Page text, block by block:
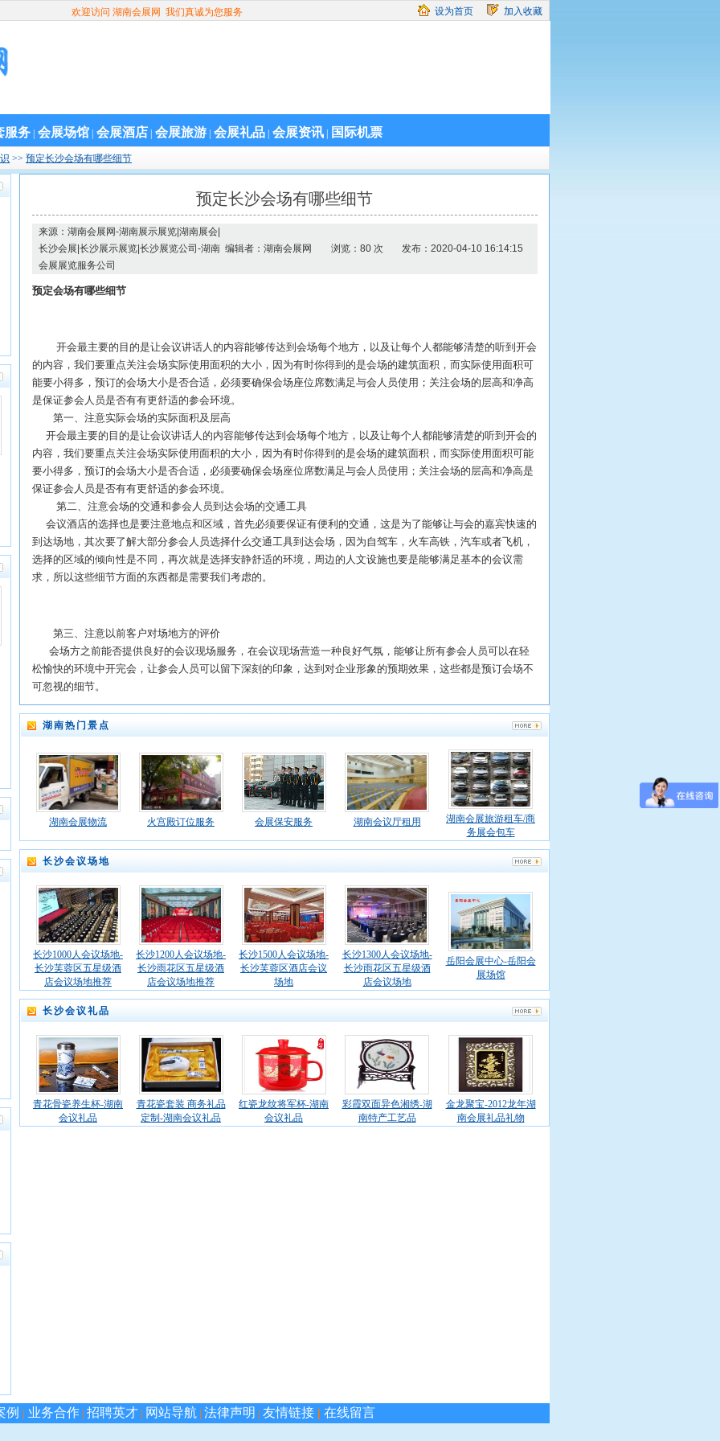
欢迎访问 湖南会展网 我们真诚为您服务 设为首页 加入收藏
服务 会展场馆 会展酒店 会展旅游 会展礼品 会展资讯 国际机票
>> 预定长沙会场有哪些细节
预定长沙会场有哪些细节
来源：湖南会展网-湖南展示展览|湖南展会|
长沙会展|长沙展示展览|长沙展览公司-湖南
会展展览服务公司
编辑者：湖南会展网 浏览：80 次 发布：2020-04-10 16:14:15
预定会场有哪些细节
开会最主要的目的是让会议讲话人的内容能够传达到会场每个地方，以及让每个人都能够清楚的听到开会
的内容，我们要重点关注会场实际使用面积的大小，因为有时你得到的是会场的建筑面积，而实际使用面积可
能要小得多，预订的会场大小是否合适，必须要确保会场座位席数满足与会人员使用；关注会场的层高和净高
是保证参会人员是否有有更舒适的参会环境。
第一、注意实际会场的实际面积及层高
开会最主要的目的是让会议讲话人的内容能够传达到会场每个地方，以及让每个人都能够清楚的听到开会的
内容，我们要重点关注会场实际使用面积的大小，因为有时你得到的是会场的建筑面积，而实际使用面积可能
要小得多，预订的会场大小是否合适，必须要确保会场座位席数满足与会人员使用；关注会场的层高和净高是
保证参会人员是否有有更舒适的参会环境。
第二、注意会场的交通和参会人员到达会场的交通工具
会议酒店的选择也是要注意地点和区域，首先必须要保证有便利的交通，这是为了能够让与会的嘉宾快速的
到达场地，其次要了解大部分参会人员选择什么交通工具到达会场，因为自驾车，火车高铁，汽车或者飞机，
选择的区域的倾向性是不同，再次就是选择安静舒适的环境，周边的人文设施也要是能够满足基本的会议需
求，所以这些细节方面的东西都是需要我们考虑的。
第三、注意以前客户对场地方的评价
会场方之前能否提供良好的会议现场服务，在会议现场营造一种良好气氛，能够让所有参会人员可以在轻
松愉快的环境中开完会，让参会人员可以留下深刻的印象，达到对企业形象的预期效果，这些都是预订会场不
可忽视的细节。
湖南热门景点
湖南会展物流 火宫殿订位服务 会展保安服务 湖南会议厅租用
湖南会展旅游租车/商
务展会包车
长沙会议场地
长沙1000人会议场地-
长沙芙蓉区五星级酒
店会议场地推荐
长沙1200人会议场地-
长沙雨花区五星级酒
店会议场地推荐
长沙1500人会议场地-
长沙芙蓉区酒店会议
场地
长沙1300人会议场地-
长沙雨花区五星级酒
店会议场地
岳阳会展中心-岳阳会
展场馆
长沙会议礼品
青花骨瓷养生杯-湖南
会议礼品
青花瓷套装 商务礼品
定制-湖南会议礼品
红瓷龙纹将军杯-湖南
会议礼品
彩霞双面异色湘绣-湖
南特产工艺品
金龙聚宝-2012龙年湖
南会展礼品礼物
例 | 业务合作 | 招聘英才 | 网站导航 | 法律声明 | 友情链接 在线留言